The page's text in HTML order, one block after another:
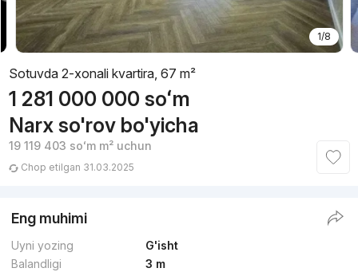
1/8
Sotuvda 2-xonali kvartira, 67 m²
1 281 000 000 soʻm
Narx so'rov bo'yicha
19 119 403 soʻmm² uchun
Chop etilgan 31.03.2025
Eng muhimi
Uyni yozing
G'isht
Balandligi
3 m